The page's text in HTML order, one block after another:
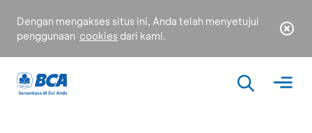
Dengan mengakses situs ini, Anda telah menyetujui
penggunaan cookies dari kami.